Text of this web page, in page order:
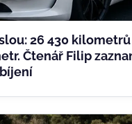
26 430
Čtenář Filip